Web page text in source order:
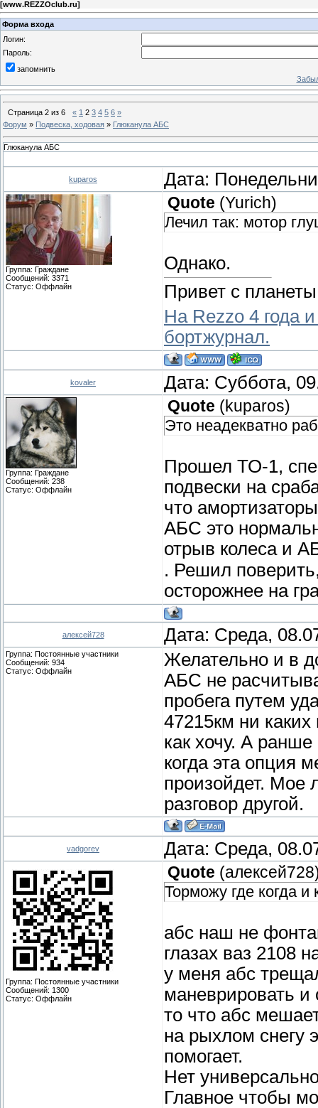
[www.REZZOclub.ru]
Форма входа
Логин:
Пароль:
запомнить
Страница 2 из 6 « 1 2 3 4 5 6 »
Форум » Подвеска, ходовая » Глюканула АБС
Глюканула АБС
kuparos Дата:
Группа: Граждане
Сообщений: 3371
Статус: Оффлайн
Quote (Yurich)
Лечил так: мотор
Однако.
Привет с
На Rezzo 4 года
бортжурнал.
kovaler Дата: Суббота,
Группа: Граждане
Сообщений: 238
Статус: Оффлайн
Quote (kuparos)
Это неадекватно
Прошел ТО-1,
подвески на
что
АБС это
отрыв колеса и
. Решил
осторожнее на
алексей728 Дата: Среда,
Группа: Постоянные участники
Сообщений: 934
Статус: Оффлайн
Желательно и в
АБС не
пробега путем
47215км ни
как хочу. А ранше
когда эта опция
произойдет. Мое
разговор другой.
vadgorev Дата: Среда,
Группа: Постоянные участники
Сообщений: 1300
Статус: Оффлайн
Quote (алексей728
Торможу где когда и
абс наш не
глазах ваз 2108
у меня абс
маневрировать
то что абс
на рыхлом снегу
помогает.
Нет
Главное чтобы